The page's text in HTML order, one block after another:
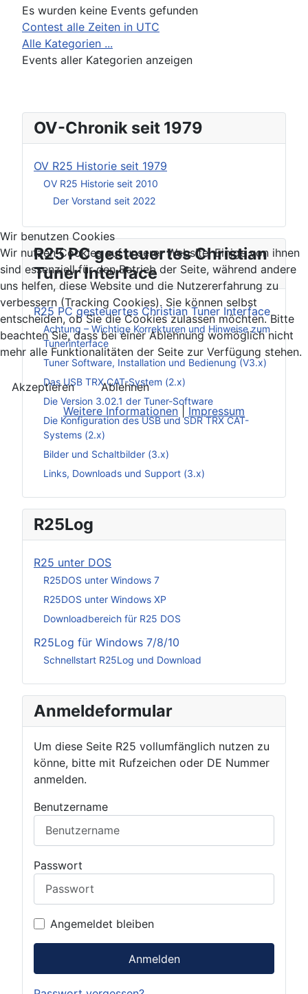
OV-Chronik seit 1979
OV R25 Historie seit 1979
OV R25 Historie seit 2010
Der Vorstand seit 2022
R25 PC gesteuertes Christian
Tuner Interface
R25 PC gesteuertes Christian Tuner Interface
Achtung – Wichtige Korrekturen und Hinweise zum
Tunerinterface
Tuner Software, Installation und Bedienung (V3.x)
Das USB TRX CAT-System (2.x)
Die Version 3.02.1 der Tuner-Software
Die Konfiguration des USB und SDR TRX CAT-
Systems (2.x)
Bilder und Schaltbilder (3.x)
Links, Downloads und Support (3.x)
R25Log
R25 unter DOS
R25DOS unter Windows 7
R25DOS unter Windows XP
Downloadbereich für R25 DOS
R25Log für Windows 7/8/10
Schnellstart R25Log und Download
Anmeldeformular
Um diese Seite R25 vollumfänglich nutzen zu
könne, bitte mit Rufzeichen oder DE Nummer
anmelden.
Benutzername
Passwort
Angemeldet bleiben
Anmelden
Es wurden keine Events gefunden
Limite der Paginierungsliste
Contest alle Zeiten in UTC
Alle Kategorien ...
Events aller Kategorien anzeigen
Wir benutzen Cookies
Wir nutzen Cookies auf unserer Website. Einige von ihnen
sind essenziell für den Betrieb der Seite, während andere
uns helfen, diese Website und die Nutzererfahrung zu
verbessern (Tracking Cookies). Sie können selbst
entscheiden, ob Sie die Cookies zulassen möchten. Bitte
beachten Sie, dass bei einer Ablehnung womöglich nicht
mehr alle Funktionalitäten der Seite zur Verfügung stehen.
Akzeptieren
Ablehnen
Weitere Informationen
Impressum